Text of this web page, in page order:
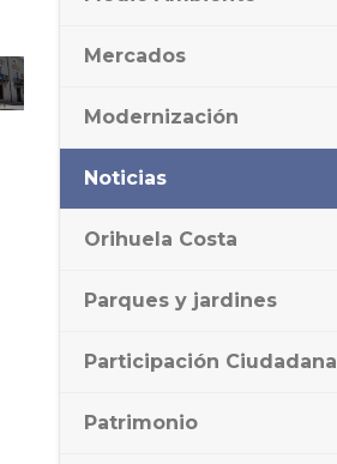
Mercados
Modernización
Noticias
Orihuela Costa
Parques y jardines
Participación Ciudadana
Patrimonio